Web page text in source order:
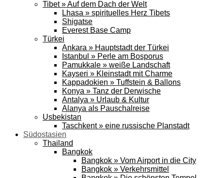
Tibet » Auf dem Dach der Welt
Lhasa » spirituelles Herz Tibets
Shigatse
Everest Base Camp
Türkei
Ankara » Hauptstadt der Türkei
Istanbul » Perle am Bosporus
Pamukkale » weiße Landschaft
Kayseri » Kleinstadt mit Charme
Kappadokien » Tuffstein & Ballons
Konya » Tanz der Derwische
Antalya » Urlaub & Kultur
Alanya als Pauschalreise
Usbekistan
Taschkent » eine russische Planstadt
Südostasien
Thailand
Bangkok
Bangkok » Vom Airport in die City
Bangkok » Verkehrsmittel